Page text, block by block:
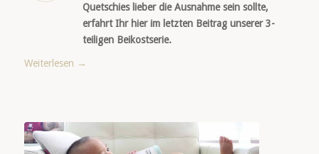
Quetschies lieber die Ausnahme sein sollte,
erfahrt Ihr hier im letzten Beitrag unserer 3-
teiligen Beikostserie.
Weiterlesen →